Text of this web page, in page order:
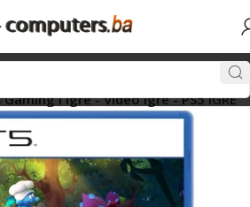
Gaming i igre - Video igre - PS5 IGRE